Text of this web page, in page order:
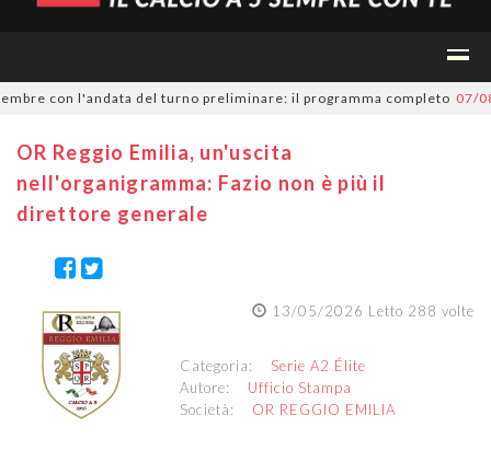
con l'andata del turno preliminare: il programma completo 07/08/
OR Reggio Emilia, un'uscita
nell'organigramma: Fazio non è più il
direttore generale
13/05/2026 Letto 288 volte
Categoria: Serie A2 Élite
Autore: Ufficio Stampa
Società: OR REGGIO EMILIA